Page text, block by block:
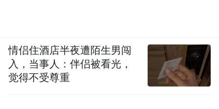
情侣住酒店半夜遭陌生男闯
入，当事人：伴侣被看光，
觉得不受尊重